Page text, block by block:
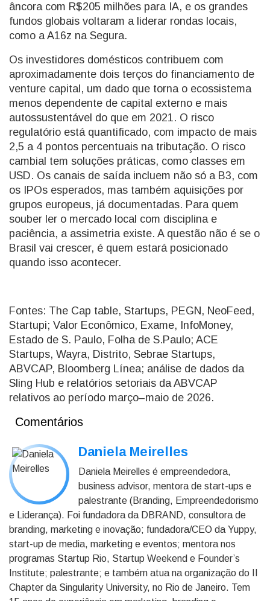
âncora com R$205 milhões para IA, e os grandes
fundos globais voltaram a liderar rondas locais,
como a A16z na Segura.
Os investidores domésticos contribuem com
aproximadamente dois terços do financiamento de
venture capital, um dado que torna o ecossistema
menos dependente de capital externo e mais
autossustentável do que em 2021. O risco
regulatório está quantificado, com impacto de mais
2,5 a 4 pontos percentuais na tributação. O risco
cambial tem soluções práticas, como classes em
USD. Os canais de saída incluem não só a B3, com
os IPOs esperados, mas também aquisições por
grupos europeus, já documentadas. Para quem
souber ler o mercado local com disciplina e
paciência, a assimetria existe. A questão não é se o
Brasil vai crescer, é quem estará posicionado
quando isso acontecer.
Fontes: The Cap table, Startups, PEGN, NeoFeed,
Startupi; Valor Econômico, Exame, InfoMoney,
Estado de S. Paulo, Folha de S.Paulo; ACE
Startups, Wayra, Distrito, Sebrae Startups,
ABVCAP, Bloomberg Línea; análise de dados da
Sling Hub e relatórios setoriais da ABVCAP
relativos ao período março–maio de 2026.
Comentários
Daniela Meirelles
Daniela Meirelles é empreendedora,
business advisor, mentora de start-ups e
palestrante (Branding, Empreendedorismo
e Liderança). Foi fundadora da DBRAND, consultora de
branding, marketing e inovação; fundadora/CEO da Yuppy,
start-up de media, marketing e eventos; mentora nos
programas Startup Rio, Startup Weekend e Founder’s
Institute; palestrante; e também atua na organização do II
Chapter da Singularity University, no Rio de Janeiro. Tem